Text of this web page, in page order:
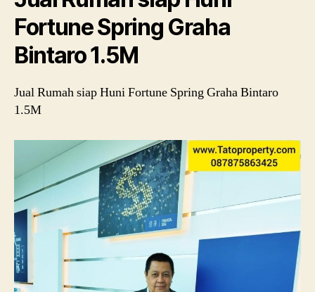
Fortune Spring Graha
Bintaro 1.5M
Jual Rumah siap Huni Fortune Spring Graha Bintaro
1.5M